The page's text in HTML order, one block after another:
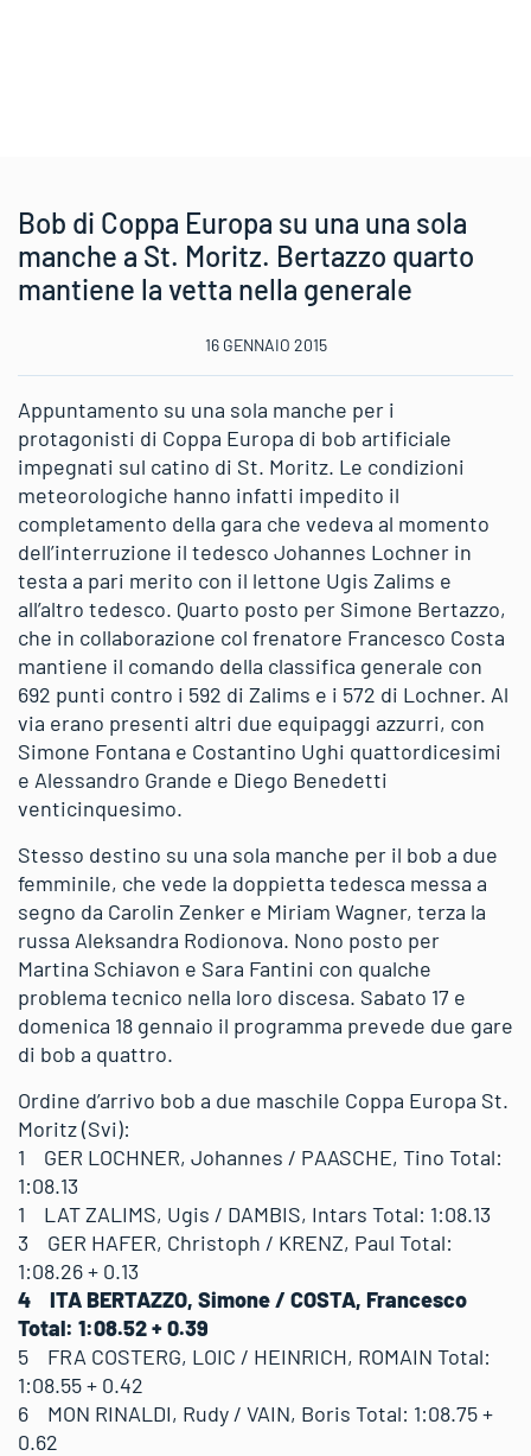
Bob di Coppa Europa su una una sola
manche a St. Moritz. Bertazzo quarto
mantiene la vetta nella generale
16 GENNAIO 2015
Appuntamento su una sola manche per i
protagonisti di Coppa Europa di bob artificiale
impegnati sul catino di St. Moritz. Le condizioni
meteorologiche hanno infatti impedito il
completamento della gara che vedeva al momento
dell’interruzione il tedesco Johannes Lochner in
testa a pari merito con il lettone Ugis Zalims e
all’altro tedesco. Quarto posto per Simone Bertazzo,
che in collaborazione col frenatore Francesco Costa
mantiene il comando della classifica generale con
692 punti contro i 592 di Zalims e i 572 di Lochner. Al
via erano presenti altri due equipaggi azzurri, con
Simone Fontana e Costantino Ughi quattordicesimi
e Alessandro Grande e Diego Benedetti
venticinquesimo.
Stesso destino su una sola manche per il bob a due
femminile, che vede la doppietta tedesca messa a
segno da Carolin Zenker e Miriam Wagner, terza la
russa Aleksandra Rodionova. Nono posto per
Martina Schiavon e Sara Fantini con qualche
problema tecnico nella loro discesa. Sabato 17 e
domenica 18 gennaio il programma prevede due gare
di bob a quattro.
Ordine d’arrivo bob a due maschile Coppa Europa St.
Moritz (Svi):
1 GER LOCHNER, Johannes / PAASCHE, Tino Total:
1:08.13
1 LAT ZALIMS, Ugis / DAMBIS, Intars Total: 1:08.13
3 GER HAFER, Christoph / KRENZ, Paul Total:
1:08.26 + 0.13
4 ITA BERTAZZO, Simone / COSTA, Francesco
Total: 1:08.52 + 0.39
5 FRA COSTERG, LOIC / HEINRICH, ROMAIN Total:
1:08.55 + 0.42
6 MON RINALDI, Rudy / VAIN, Boris Total: 1:08.75 +
0.62